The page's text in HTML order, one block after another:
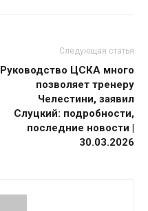
Следующая статья
Руководство ЦСКА много
позволяет тренеру
Челестини, заявил
Слуцкий: подробности,
последние новости |
30.03.2026